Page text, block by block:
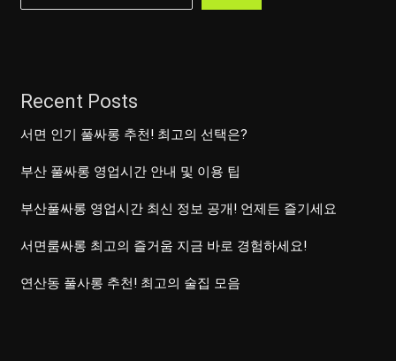
Recent Posts
서면 인기 풀싸롱 추천! 최고의 선택은?
부산 풀싸롱 영업시간 안내 및 이용 팁
부산풀싸롱 영업시간 최신 정보 공개! 언제든 즐기세요
서면룸싸롱 최고의 즐거움 지금 바로 경험하세요!
연산동 풀사롱 추천! 최고의 술집 모음